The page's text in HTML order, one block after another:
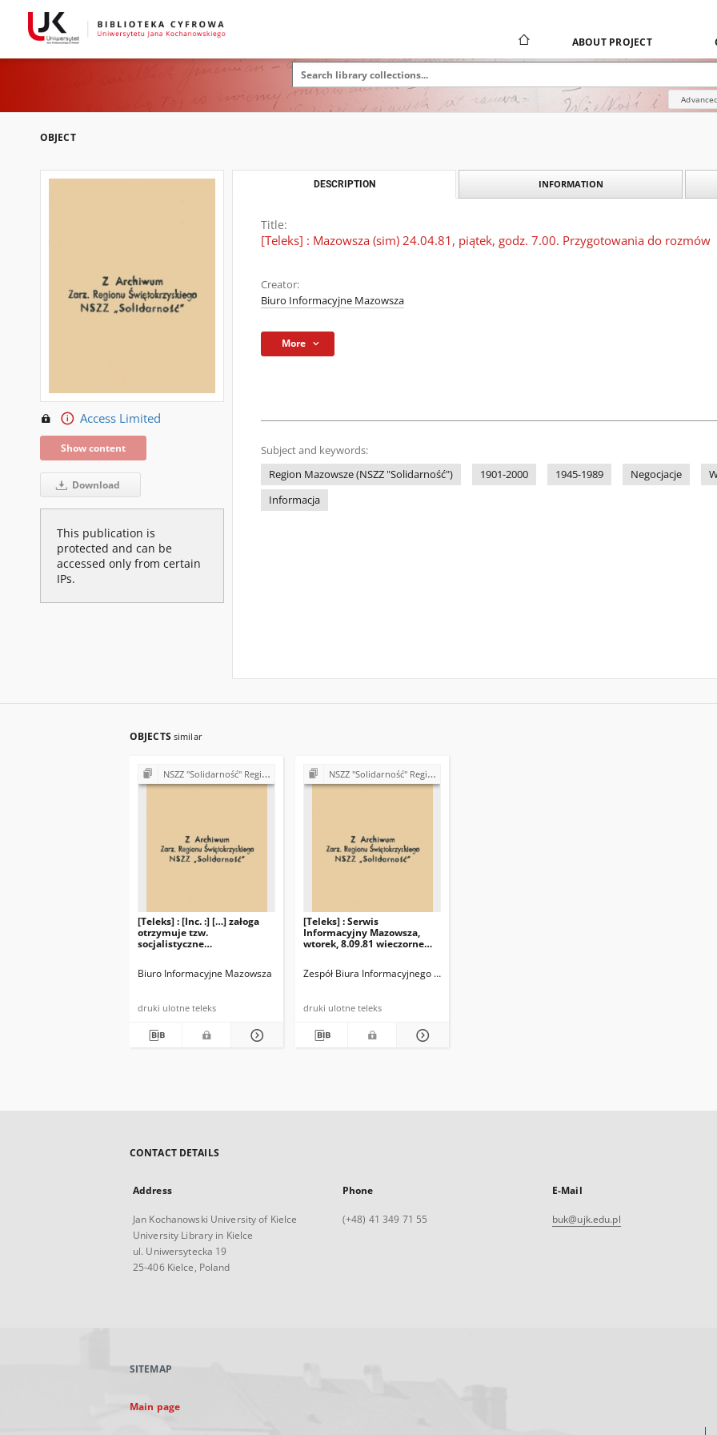
ABOUT PROJECT
OBJECT
Access Limited
Show content
Download
This publication is
protected and can be
accessed only from certain
IPs.
DESCRIPTION INFORMATION
Title:
[Teleks] : Mazowsza (sim) 24.04.81, piątek, godz. 7.00. Przygotowania do rozmów
Creator:
Biuro Informacyjne Mazowsza
More
Subject and keywords:
Region Mazowsze (NSZZ "Solidarność")
1901-2000 1945-1989 Negocjacje
Informacja
OBJECTS similar
NSZZ "Solidarność" Region Świętokrzyski - teleksy (1981)
[Teleks] : [Inc. :] […] załoga
otrzymuje tzw.
socjalistyczne
między siebie […]
Biuro Informacyjne Mazowsza
druki ulotne teleks
NSZZ "Solidarność" Region Świętokrzyski - teleksy (1981)
[Teleks] : Serwis
Informacyjny Mazowsza,
wtorek, 8.09.81 wieczorne
Zespół Biura Informacyjnego Mazowsza (red.)
druki ulotne teleks
CONTACT DETAILS
Address
Jan Kochanowski University of Kielce
University Library in Kielce
ul. Uniwersytecka 19
25-406 Kielce, Poland
Phone
(+48) 41 349 71 55
E-Mail
buk@ujk.edu.pl
SITEMAP
Main page